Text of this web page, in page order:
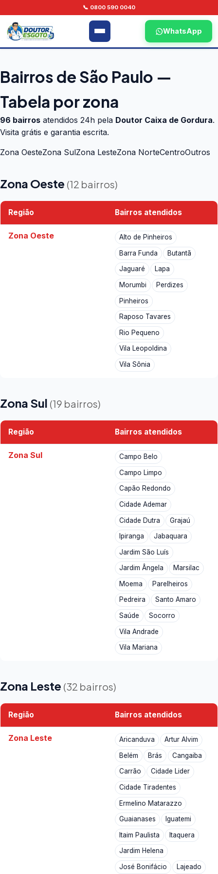
📞 0800 590 0040
WhatsApp
Bairros de São Paulo —
Tabela por zona
96 bairros atendidos 24h pela Doutor Caixa de Gordura.
Visita grátis e garantia escrita.
Zona OesteZona SulZona LesteZona NorteCentroOutros
Zona Oeste (12 bairros)
Região Bairros atendidos
Zona Oeste Alto de Pinheiros
Barra Funda Butantã
Jaguaré Lapa
Morumbi Perdizes
Pinheiros
Raposo Tavares
Rio Pequeno
Vila Leopoldina
Vila Sônia
Zona Sul (19 bairros)
Região Bairros atendidos
Zona Sul Campo Belo
Campo Limpo
Capão Redondo
Cidade Ademar
Cidade Dutra Grajaú
Ipiranga Jabaquara
Jardim São Luís
Jardim Ângela Marsilac
Moema Parelheiros
Pedreira Santo Amaro
Saúde Socorro
Vila Andrade
Vila Mariana
Zona Leste (32 bairros)
Região Bairros atendidos
Zona Leste Aricanduva Artur Alvim
Belém Brás Cangaiba
Carrão Cidade Lider
Cidade Tiradentes
Ermelino Matarazzo
Guaianases Iguatemi
Itaim Paulista Itaquera
Jardim Helena
José Bonifácio Lajeado